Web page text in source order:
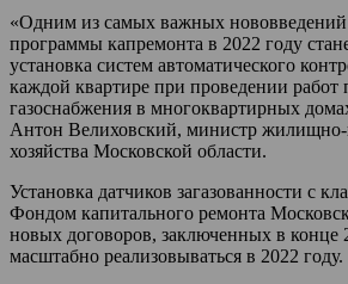
«Одним из самых важных нововведений
программы капремонта в 2022 году
установка систем автоматического
каждой квартире при проведении работ
газоснабжения в многоквартирных
Антон Велиховский, министр жилищно-
хозяйства Московской области.
Установка датчиков загазованности с
Фондом капитального ремонта
новых договоров, заключенных в конце
масштабно реализовываться в 2022 году.